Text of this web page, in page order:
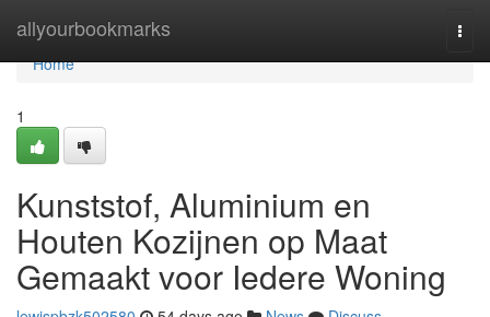
allyourbookmarks
Home
Home
1
Kunststof, Aluminium en
Houten Kozijnen op Maat
Gemaakt voor Iedere Woning